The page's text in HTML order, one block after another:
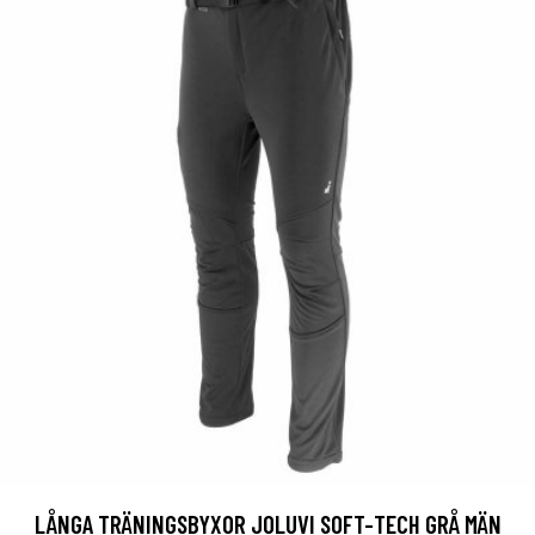
LÅNGA TRÄNINGSBYXOR JOLUVI SOFT-TECH GRÅ MÄN